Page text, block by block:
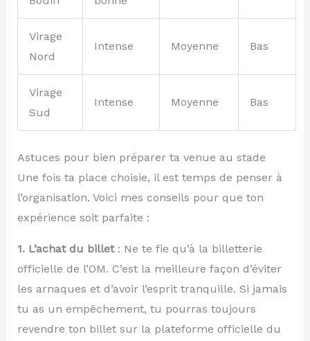
Virage
Nord
Intense Moyenne Bas
Virage
Sud
Intense Moyenne Bas
Astuces pour bien préparer ta venue au stade
Une fois ta place choisie, il est temps de penser à
l’organisation. Voici mes conseils pour que ton
expérience soit parfaite :
1. L’achat du billet: Ne te fie qu’à la billetterie
officielle de l’OM. C’est la meilleure façon d’éviter
les arnaques et d’avoir l’esprit tranquille. Si jamais
tu as un empêchement, tu pourras toujours
revendre ton billet sur la plateforme officielle du